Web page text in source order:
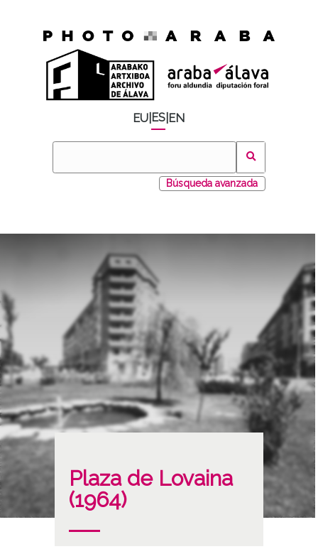
EU ES EN
Búsqueda avanzada
Plaza de Lovaina
(1964)